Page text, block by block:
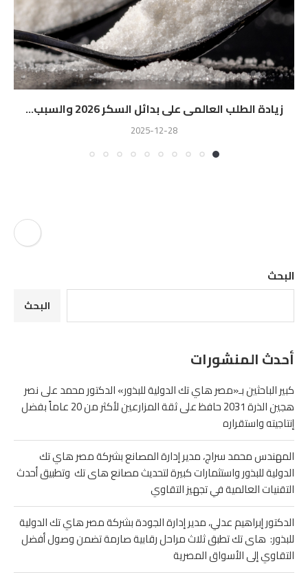
زيادة الطلب العالمى على بدائل السكر 2026 والسبب...
2025-12-28
البحث
البحث
أحدث المنشورات
كبير الباحثين بـ«مصر هاي تك الدولية للبذور» الدكتور محمد على نصر
هجين الذرة 2031 حافظ على ثقة المزارعين لأكثر من 20 عاماً بفضل
إنتاجيته واستقراره
المهندس محمد سراج، مدير إدارة المصانع بشركة مصر هاي تك
الدولية للبذور واستثمارات كبيرة لتحديث مصانع هاى تك وتطبيق أحدث
التقنيات العالمية في تجهيز التقاوي
الدكتور إبراهيم عدلي، مدير إدارة الجودة بشركة مصر هاي تك الدولية
للبذور: هاى تك تطبق ثلاث مراحل رقابية صارمة تضمن وصول أفضل
التقاوي إلى الأسواق المصرية